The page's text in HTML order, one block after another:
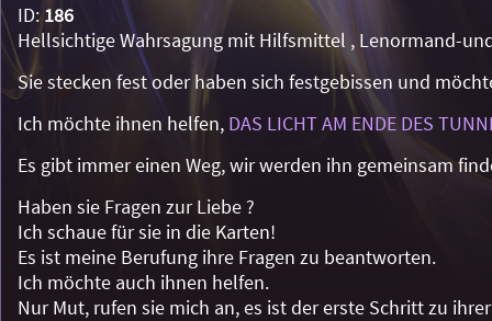
ID:186
Hellsichtige Wahrsagung mit Hilfsmittel , Lenormand-
Sie stecken fest oder haben sich festgebissen und
Ich möchte ihnen helfen, DAS LICHT AM ENDE DES
Es gibt immer einen Weg, wir werden ihn gemeinsam
Haben sie Fragen zur Liebe ?
Ich schaue für sie in die Karten!
Es ist meine Berufung ihre Fragen zu beantworten.
Ich möchte auch ihnen helfen.
Nur Mut, rufen sie mich an, es ist der erste Schritt zu